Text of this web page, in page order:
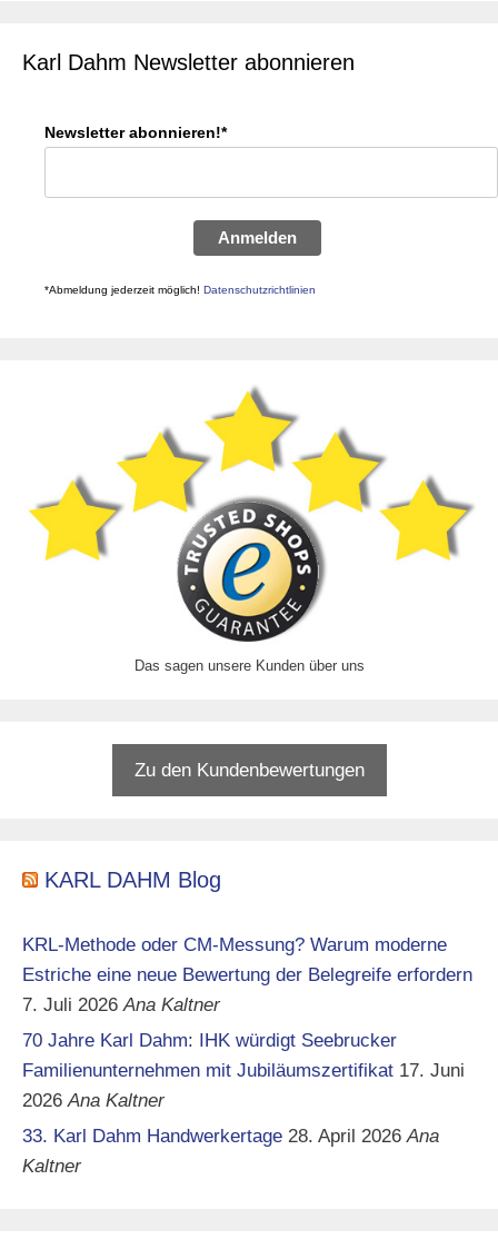
Karl Dahm Newsletter abonnieren
Newsletter abonnieren!*
Anmelden
*Abmeldung jederzeit möglich! Datenschutzrichtlinien
Das sagen unsere Kunden über uns
Zu den Kundenbewertungen
KARL DAHM Blog
KRL-Methode oder CM-Messung? Warum moderne
Estriche eine neue Bewertung der Belegreife erfordern
7. Juli 2026 Ana Kaltner
70 Jahre Karl Dahm: IHK würdigt Seebrucker
Familienunternehmen mit Jubiläumszertifikat 17. Juni
2026 Ana Kaltner
33. Karl Dahm Handwerkertage 28. April 2026 Ana
Kaltner